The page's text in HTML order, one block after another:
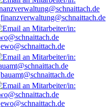
finanzverwaltung@schnaittach.de
ewo@schnaittach.de
bauamt@schnaittach.de
ewo@schnaittach.de